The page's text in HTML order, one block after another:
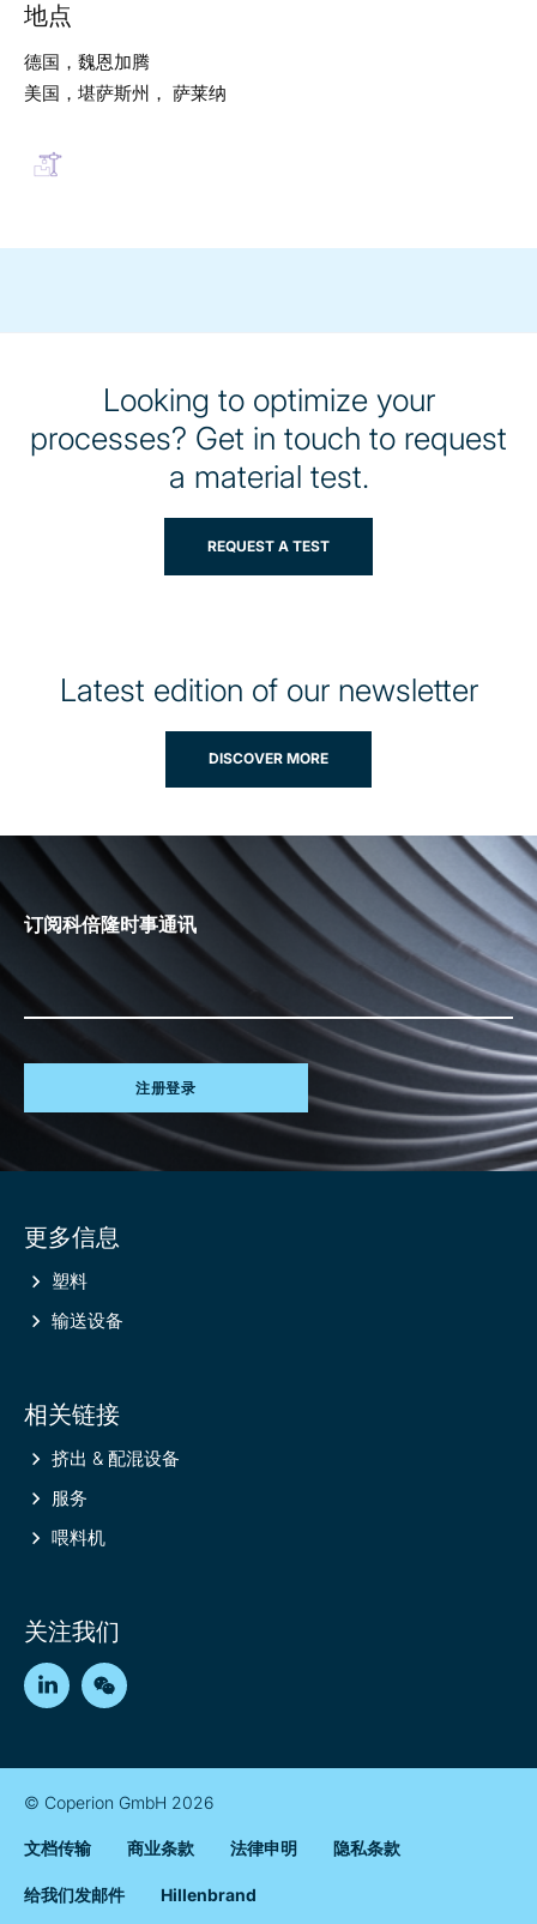
地点
德国，魏恩加腾
美国，堪萨斯州， 萨莱纳
Looking to optimize your
processes? Get in touch to request
a material test.
REQUEST A TEST
Latest edition of our newsletter
DISCOVER MORE
订阅科倍隆时事通讯
注册登录
information
更多信息
塑料
输送设备
相关链接
挤出 & 配混设备
服务
喂料机
关注我们
LinkedIn
© Coperion GmbH 2026
文档传输 商业条款 法律申明 隐私条款
给我们发邮件 Hillenbrand